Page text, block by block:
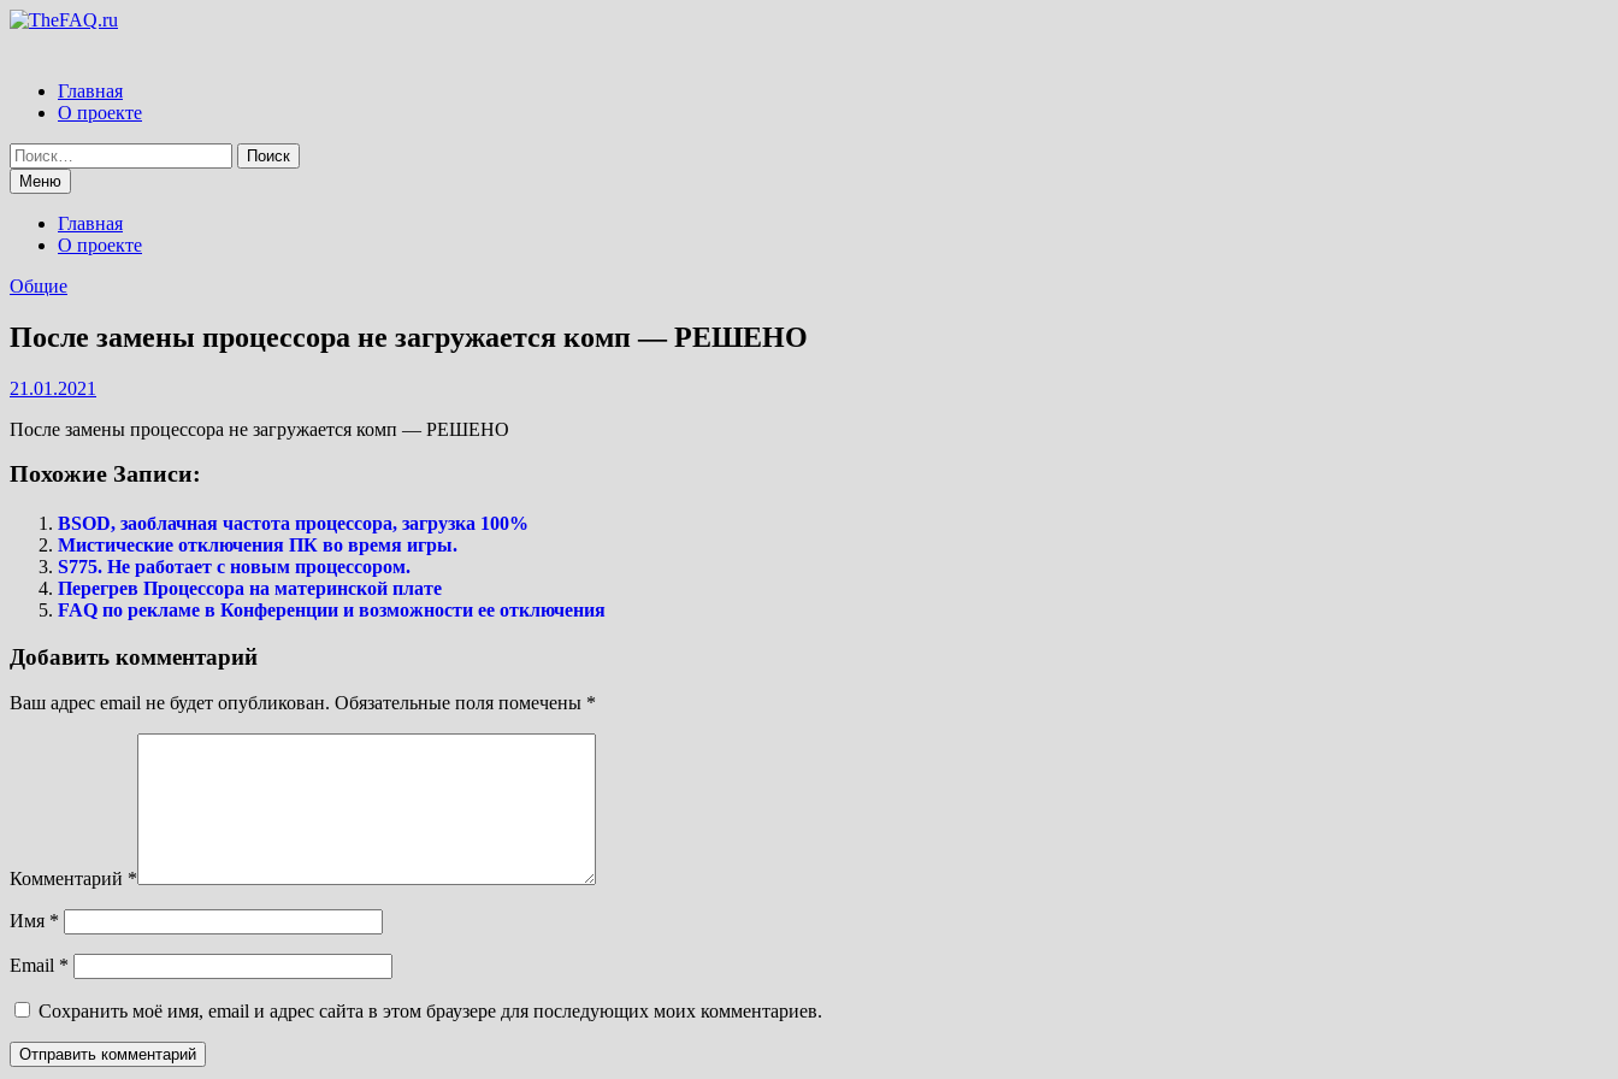
Перейти
Главная
О проекте
Найти:
Меню
Главная
О проекте
Общие
После замены процессора не загружается комп — РЕШЕНО
21.01.2021
После замены процессора не загружается комп — РЕШЕНО
Похожие Записи:
BSOD, заоблачная частота процессора, загрузка 100%
Мистические отключения ПК во время игры.
S775. Не работает с новым процессором.
Перегрев Процессора на материнской плате
FAQ по рекламе в Конференции и возможности ее отключения
Добавить комментарий
Ваш адрес email не будет опубликован. Обязательные поля помечены *
Комментарий *
Имя *
Email *
Сохранить моё имя, email и адрес сайта в этом браузере для последующих моих комментариев.